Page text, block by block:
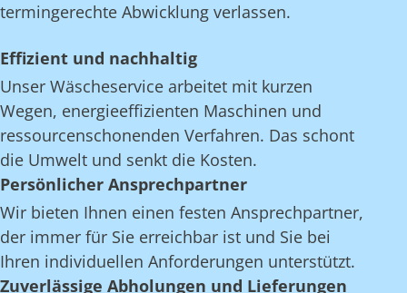
termingerechte Abwicklung verlassen.
Effizient und nachhaltig
Unser Wäscheservice arbeitet mit kurzen
Wegen, energieeffizienten Maschinen und
ressourcenschonenden Verfahren. Das schont
die Umwelt und senkt die Kosten.
Persönlicher Ansprechpartner
Wir bieten Ihnen einen festen Ansprechpartner,
der immer für Sie erreichbar ist und Sie bei
Ihren individuellen Anforderungen unterstützt.
Zuverlässige Abholungen und Lieferungen